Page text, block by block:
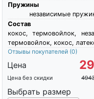
Пружины
независимые
Состав
кокос, термовойлок,
термовойлок, кокос,
Отзывы покупателей (0)
Цена
Цена без скидки
Выбрать размер